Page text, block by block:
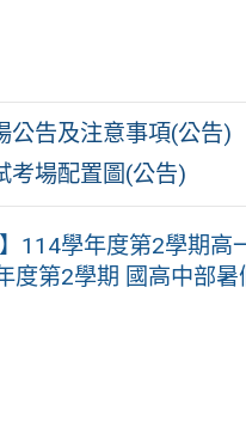
公告及注意事項(公告)
考場配置圖(公告)
】114學年度第2學期高
度第2學期 國高中部